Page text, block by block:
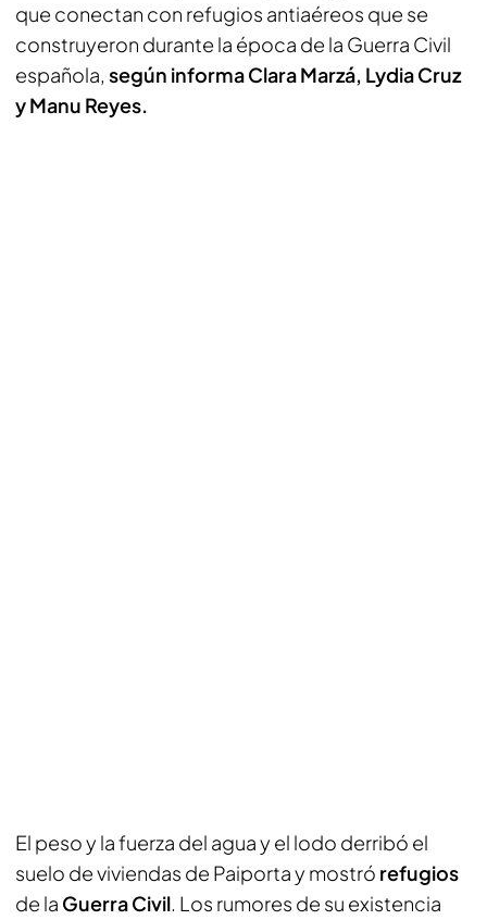
que conectan con refugios antiaéreos que se
construyeron durante la época de la Guerra Civil
española, según informa Clara Marzá, Lydia Cruz
y Manu Reyes.
El peso y la fuerza del agua y el lodo derribó el
suelo de viviendas de Paiporta y mostró refugios
de la Guerra Civil. Los rumores de su existencia